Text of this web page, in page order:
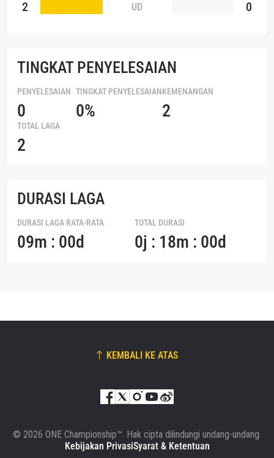
2 UD 0
TINGKAT PENYELESAIAN
PENYELESAIAN
0
TINGKAT PENYELESAIAN
0%
KEMENANGAN
2
TOTAL LAGA
2
DURASI LAGA
DURASI LAGA RATA-RATA
09m : 00d
TOTAL DURASI
0j : 18m : 00d
KEMBALI KE ATAS
© 2026 ONE Championship™. Hak cipta dilindungi undang-undang.
Kebijakan PrivasiSyarat & Ketentuan
Dengan mengirimkan formulir ini, anda menyetujui